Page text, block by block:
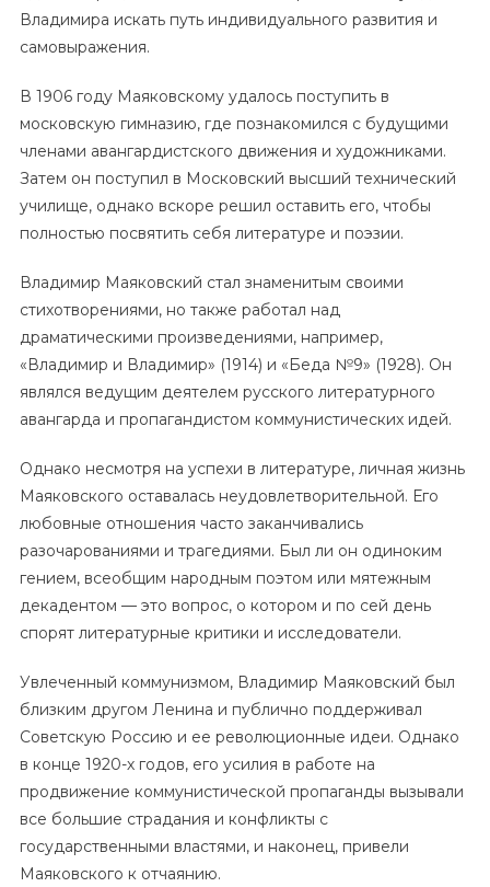
Владимира искать путь индивидуального развития и
самовыражения.
В 1906 году Маяковскому удалось поступить в
московскую гимназию, где познакомился с будущими
членами авангардистского движения и художниками.
Затем он поступил в Московский высший технический
училище, однако вскоре решил оставить его, чтобы
полностью посвятить себя литературе и поэзии.
Владимир Маяковский стал знаменитым своими
стихотворениями, но также работал над
драматическими произведениями, например,
«Владимир и Владимир» (1914) и «Беда №9» (1928). Он
являлся ведущим деятелем русского литературного
авангарда и пропагандистом коммунистических идей.
Однако несмотря на успехи в литературе, личная жизнь
Маяковского оставалась неудовлетворительной. Его
любовные отношения часто заканчивались
разочарованиями и трагедиями. Был ли он одиноким
гением, всеобщим народным поэтом или мятежным
декадентом — это вопрос, о котором и по сей день
спорят литературные критики и исследователи.
Увлеченный коммунизмом, Владимир Маяковский был
близким другом Ленина и публично поддерживал
Советскую Россию и ее революционные идеи. Однако
в конце 1920-х годов, его усилия в работе на
продвижение коммунистической пропаганды вызывали
все большие страдания и конфликты с
государственными властями, и наконец, привели
Маяковского к отчаянию.